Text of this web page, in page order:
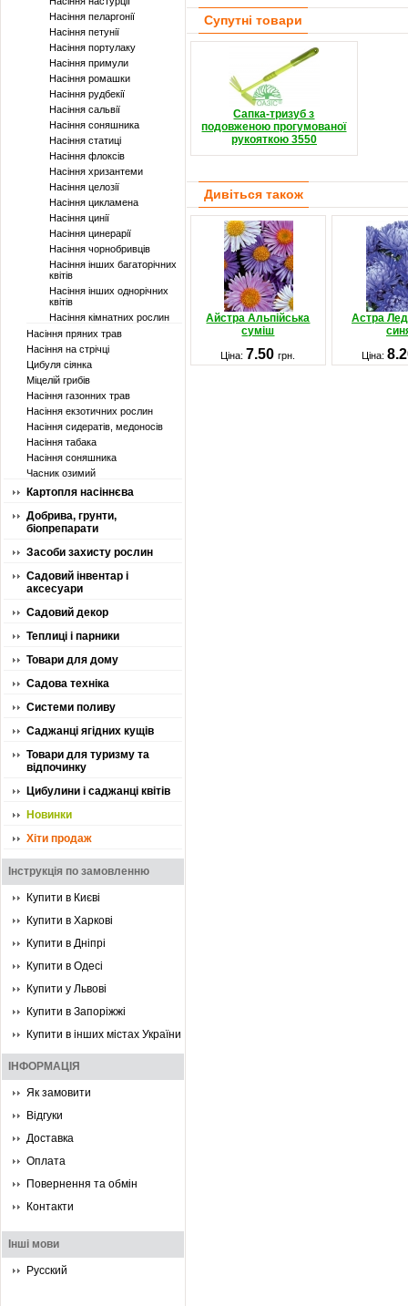
Насіння пеларгонії
Насіння петунії
Насіння портулаку
Насіння примули
Насіння ромашки
Насіння рудбекії
Насіння сальвії
Насіння соняшника
Насіння статиці
Насіння флоксів
Насіння хризантеми
Насіння целозії
Насіння цикламена
Насіння цинії
Насіння цинерарії
Насіння чорнобривців
Насіння інших багаторічних
квітів
Насіння інших однорічних
квітів
Насіння кімнатних рослин
Насіння пряних трав
Насіння на стрічці
Цибуля сіянка
Міцелій грибів
Насіння газонних трав
Насіння екзотичних рослин
Насіння сидератів, медоносів
Насіння табака
Насіння соняшника
Часник озимий
Картопля насіннєва
Добрива, грунти,
біопрепарати
Засоби захисту рослин
Садовий інвентар і
аксесуари
Садовий декор
Теплиці і парники
Товари для дому
Садова техніка
Системи поливу
Саджанці ягідних кущів
Товари для туризму та
відпочинку
Цибулини і саджанці квітів
Новинки
Хіти продаж
Інструкція по замовленню
Купити в Києві
Купити в Харкові
Купити в Дніпрі
Купити в Одесі
Купити у Львові
Купити в Запоріжжі
Купити в інших містах України
ІНФОРМАЦІЯ
Як замовити
Відгуки
Доставка
Оплата
Повернення та обмін
Контакти
Інші мови
Русский
Супутні товари
Сапка-тризуб з
подовженою прогумованої
рукояткою 3550
Дивіться також
Айстра Альпійська
суміш
Астра
Ціна: 7.50грн. Ціна: